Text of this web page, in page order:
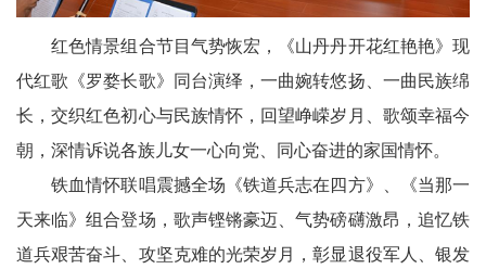
育
天
府
银
龄
讯
红色情景组合节目气势恢宏，《山丹丹开花红艳艳》现
代红歌《罗婺长歌》同台演绎，一曲婉转悠扬、一曲民族绵
长，交织红色初心与民族情怀，回望峥嵘岁月、歌颂幸福今
朝，深情诉说各族儿女一心向党、同心奋进的家国情怀。
铁血情怀联唱震撼全场《铁道兵志在四方》、《当那一
天来临》组合登场，歌声铿锵豪迈、气势磅礴激昂，追忆铁
道兵艰苦奋斗、攻坚克难的光荣岁月，彰显退役军人、银发